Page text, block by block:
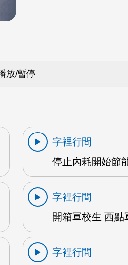
字裡行間
停止內耗開始節
字裡行間
開箱軍校生 西點
字裡行間